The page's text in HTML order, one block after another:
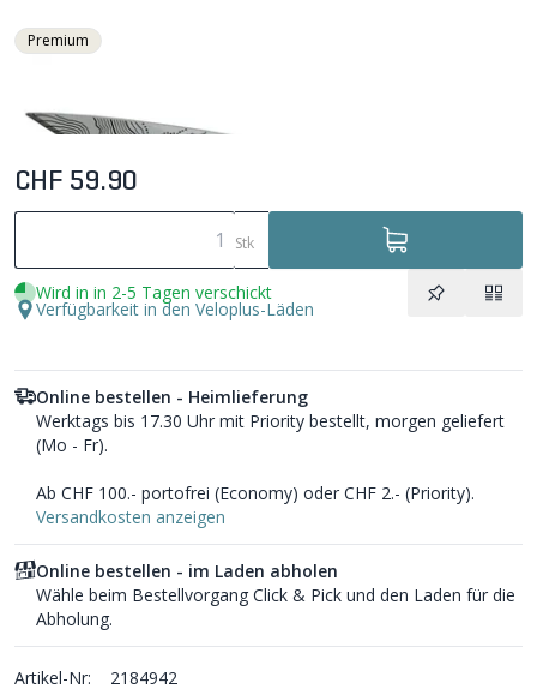
Premium
CHF 59.90
Stk
Wird in in 2-5 Tagen verschickt
Verfügbarkeit in den Veloplus-Läden
Online bestellen - Heimlieferung
Werktags bis 17.30 Uhr mit Priority bestellt, morgen geliefert
(Mo - Fr).
Ab CHF 100.- portofrei (Economy) oder CHF 2.- (Priority).
Versandkosten anzeigen
Online bestellen - im Laden abholen
Wähle beim Bestellvorgang Click & Pick und den Laden für die
Abholung.
Artikel-Nr: 2184942